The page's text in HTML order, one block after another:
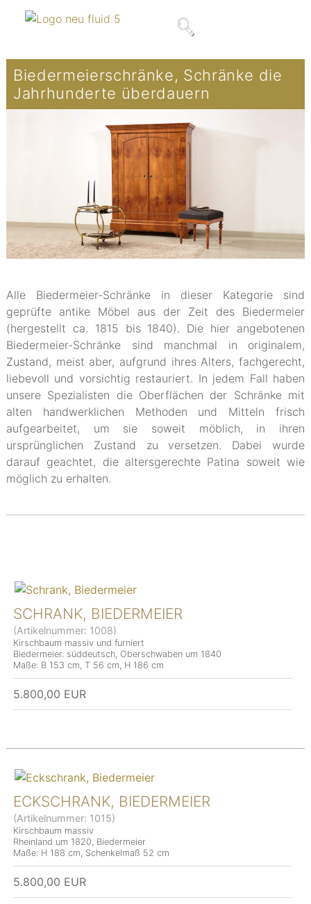
Biedermeierschränke, Schränke die
Jahrhunderte überdauern
Alle Biedermeier-Schränke in dieser Kategorie sind
geprüfte antike Möbel aus der Zeit des Biedermeier
(hergestellt ca. 1815 bis 1840). Die hier angebotenen
Biedermeier-Schränke sind manchmal in originalem,
Zustand, meist aber, aufgrund ihres Alters, fachgerecht,
liebevoll und vorsichtig restauriert. In jedem Fall haben
unsere Spezialisten die Oberflächen der Schränke mit
alten handwerklichen Methoden und Mitteln frisch
aufgearbeitet, um sie soweit möblich, in ihren
ursprünglichen Zustand zu versetzen. Dabei wurde
darauf geachtet, die altersgerechte Patina soweit wie
möglich zu erhalten.
SCHRANK, BIEDERMEIER
(Artikelnummer: 1008)
Kirschbaum massiv und furniert
Biedermeier. süddeutsch, Oberschwaben um 1840
Maße: B 153 cm, T 56 cm, H 186 cm
5.800,00 EUR
ECKSCHRANK, BIEDERMEIER
(Artikelnummer: 1015)
Kirschbaum massiv
Rheinland um 1820, Biedermeier
Maße: H 188 cm, Schenkelmaß 52 cm
5.800,00 EUR